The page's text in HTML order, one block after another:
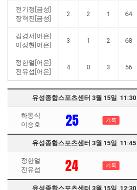
전기정[금성]
장혁진[금성]
2 2 1 64
김경서[어은]
이정현[어은]
3 1 2 68
정한얼[어은]
전유섭[어은]
4 0 3 56
유성종합스포츠센터 3월 15일 11:30
하동식
이승호
25 기록
유성종합스포츠센터 3월 15일 11:45
정한얼
전유섭
24 기록
유성종합스포츠센터 3월 15일 12:30